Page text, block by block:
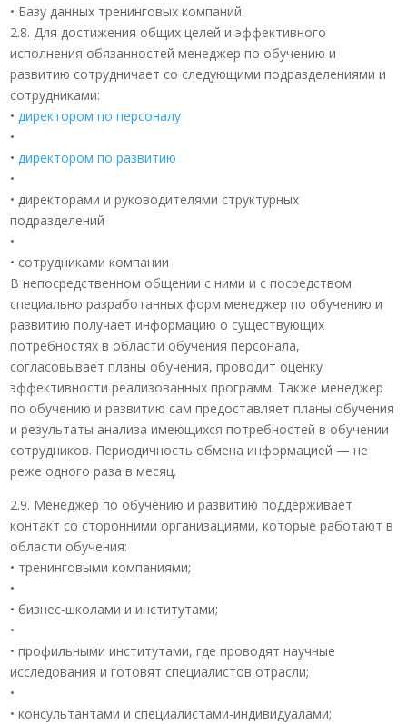
• Базу данных тренинговых компаний.
2.8. Для достижения общих целей и эффективного
исполнения обязанностей менеджер по обучению и
развитию сотрудничает со следующими подразделениями и
сотрудниками:
•директором по персоналу
•
•директором по развитию
•
• директорами и руководителями структурных
подразделений
•
• сотрудниками компании
В непосредственном общении с ними и с посредством
специально разработанных форм менеджер по обучению и
развитию получает информацию о существующих
потребностях в области обучения персонала,
согласовывает планы обучения, проводит оценку
эффективности реализованных программ. Также менеджер
по обучению и развитию сам предоставляет планы обучения
и результаты анализа имеющихся потребностей в обучении
сотрудников. Периодичность обмена информацией — не
реже одного раза в месяц.
2.9. Менеджер по обучению и развитию поддерживает
контакт со сторонними организациями, которые работают в
области обучения:
• тренинговыми компаниями;
•
• бизнес-школами и институтами;
•
• профильными институтами, где проводят научные
исследования и готовят специалистов отрасли;
•
• консультантами и специалистами-индивидуалами;